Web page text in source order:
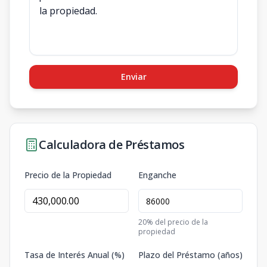
Enviar
Calculadora de Préstamos
Precio de la Propiedad Enganche
20% del precio de la
propiedad
Tasa de Interés Anual (%) Plazo del Préstamo (años)